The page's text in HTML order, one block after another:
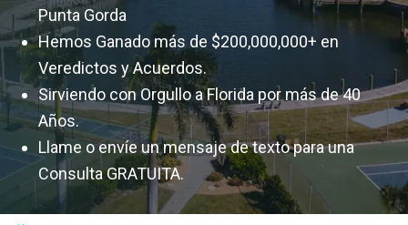
Punta Gorda
Hemos Ganado más de $200,000,000+ en
Veredictos y Acuerdos.
Sirviendo con Orgullo a Florida por más de 40
Años.
Llame o envíe un mensaje de texto para una
Consulta GRATUITA.